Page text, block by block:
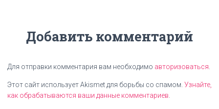
Добавить комментарий
Для отправки комментария вам необходимо авторизоваться
Этот сайт использует Akismet для борьбы со спамом. Узнайте,
как обрабатываются ваши данные комментариев